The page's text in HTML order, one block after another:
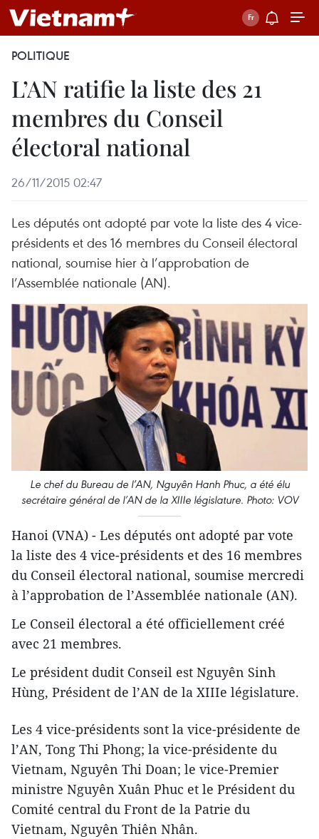
POLITIQUE
L’AN ratifie la liste des 21
membres du Conseil
électoral national
26/11/2015 02:47
Les députés ont adopté par vote la liste des 4 vice-
présidents et des 16 membres du Conseil électoral
national, soumise hier à l’approbation de
l’Assemblée nationale (AN).
Le chef du Bureau de l’AN, Nguyên Hanh Phuc, a été élu
secrétaire général de l’AN de la XIIIe législature. Photo: VOV
Hanoi (VNA) - Les députés ont adopté par vote
la liste des 4 vice-présidents et des 16 membres
du Conseil électoral national, soumise mercredi
à l’approbation de l’Assemblée nationale (AN).
Le Conseil électoral a été officiellement créé
avec 21 membres.
Le président dudit Conseil est Nguyên Sinh
Hùng, Président de l’AN de la XIIIe législature.
Les 4 vice-présidents sont la vice-présidente de
l’AN, Tong Thi Phong; la vice-présidente du
Vietnam, Nguyên Thi Doan; le vice-Premier
ministre Nguyên Xuân Phuc et le Président du
Comité central du Front de la Patrie du
Vietnam, Nguyên Thiên Nhân.